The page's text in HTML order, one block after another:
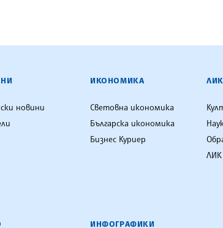
новини
ИКОНОМИКА
Световна икономика
Българска икономика
Бизнес Куриер
ЛИК
ЛИК
ИНФОГРАФИКИ